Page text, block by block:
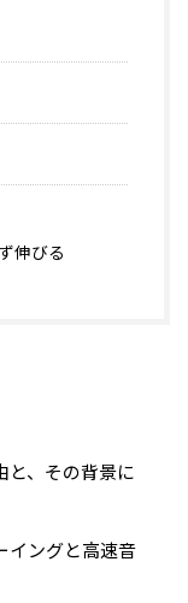
伸びる
と、その背景に
イングと高速音